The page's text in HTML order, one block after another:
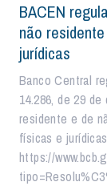
BACEN
não
jurídicas
Banco Central
14.286, de 29
residente e de
físicas e
https://